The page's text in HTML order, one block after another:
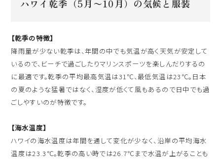
ハワイ乾季（5月〜10月）の気候と服装
【乾季の特徴】
降雨量が少ない乾季は、年間の中でも気温が高く天気が安定して
いるので、ビーチで過ごしたりマリンスポーツを楽しんだりするの
に最適です。乾季の平均最高気温は31℃、最低気温は23℃。日本
の夏のような猛暑ではなく、湿度が低くて風もあるので日中でも過
ごしやすいのが特徴です。
【海水温度】
ハワイの海水温度は年間を通して変化が少なく、沿岸の平均海水
温度は23.3℃。乾季の高い時では26.7℃まで水温が上がることも